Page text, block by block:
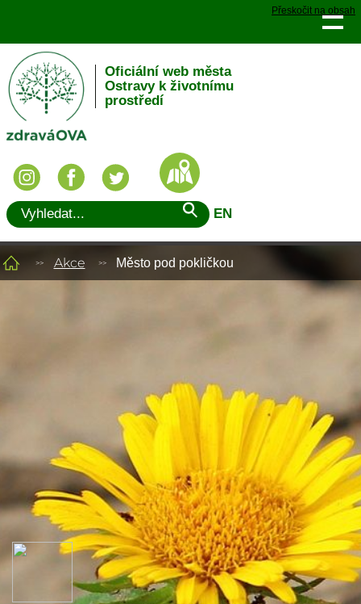
Přeskočit na obsah
Oficiální web města
Ostravy k životnímu
prostředí
EN
Akce Město pod pokličkou